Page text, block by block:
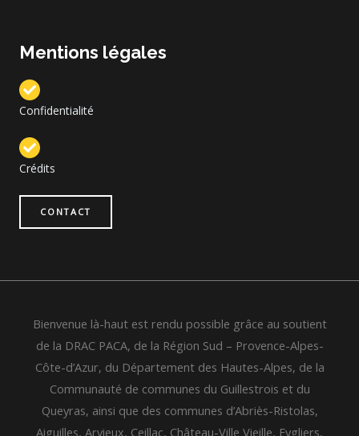
Mentions légales
Confidentialité
Crédits
CONTACT
Bienvenue là-haut est rendu possible grâce au soutient
de la DRAC PACA, de la Région Sud – Provence-Alpes-
Côte-d’Azur, du Département des Hautes-Alpes, de la
Communauté de communes du Guillestrois et du
Queyras, ainsi que des communes d’Abriès-Ristolas,
Aiguilles, Arvieux, Ceillac, Château-Ville Vieille, Eygliers,